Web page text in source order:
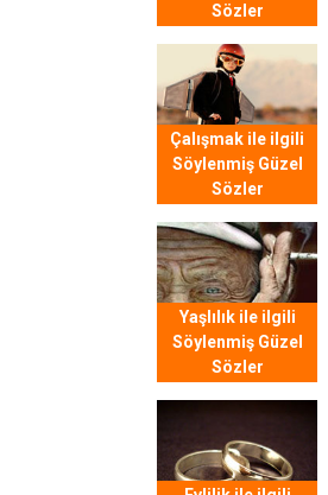
Sözler
Çalışmak ile ilgili
Söylenmiş Güzel
Sözler
Yaşlılık ile ilgili
Söylenmiş Güzel
Sözler